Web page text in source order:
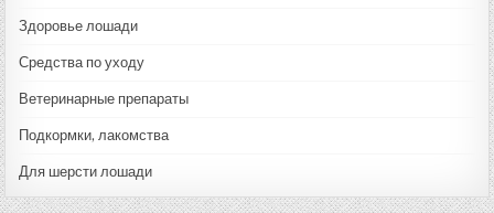
Здоровье лошади
Средства по уходу
Ветеринарные препараты
Подкормки, лакомства
Для шерсти лошади